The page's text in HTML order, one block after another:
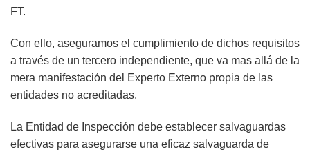
FT.
Con ello, aseguramos el cumplimiento de dichos requisitos
a través de un tercero independiente, que va mas allá de la
mera manifestación del Experto Externo propia de las
entidades no acreditadas.
La Entidad de Inspección debe establecer salvaguardas
efectivas para asegurarse una eficaz salvaguarda de